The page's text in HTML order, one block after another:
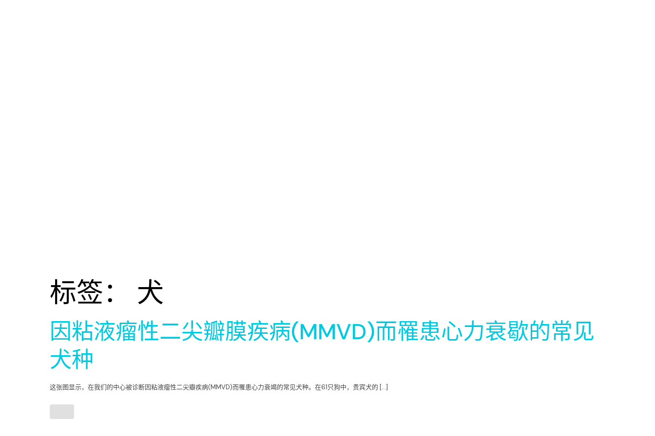
标签： 犬
因粘液瘤性二尖瓣膜疾病(MMVD)而罹患心力衰歇的常见
犬种
这张图显示，在我们的中心被诊断因粘液瘤性二尖瓣疾病(MMVD)而罹患心力衰竭的常见犬种。在61只狗中，贵宾犬的 […]